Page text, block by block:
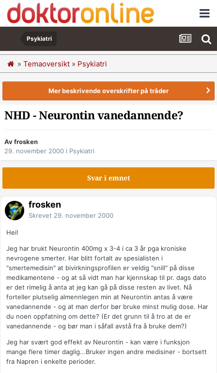
Psykiatri
» Temaoversikt » Psykiatri
Mer beskrivende overskrifter på tråder
NHD - Neurontin vanedannende?
Av frosken
29. november 2000 i Psykiatri
Svar i emnet
frosken
Skrevet 29. november 2000
Hei!
Jeg har brukt Neurontin 400mg x 3-4 i ca 3 år pga kroniske
nevrogene smerter. Har blitt fortalt av spesialisten i
"smertemedisin" at bivirkningsprofilen er veldig "snill" på disse
medikamentene - og at så vidt man har kjennskap til pr. dags dato
er det rimelig å anta at jeg kan gå på disse resten av livet. Nå
forteller plutselig almennlegen min at Neurontin antas å være
vanedannende - og at man derfor bør bruke minst mulig dose. Har
du noen oppfatning om dette? (Er det grunn til å tro at de er
vanedannende - og bør man i såfall avstå fra å bruke dem?)
Jeg har svært god effekt av Neurontin - kan være i funksjon
mange flere timer daglig...Bruker ingen andre medisiner - bortsett
fra Napren i enkelte perioder.